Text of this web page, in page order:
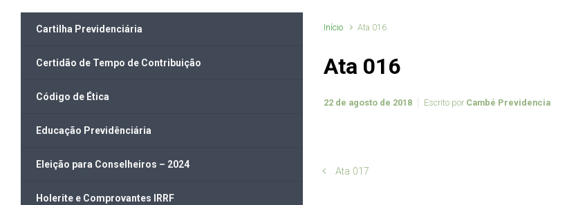
Início Ata 016
Ata 016
22 de agosto de 2018 Escrito por Cambé Previdencia
Ata 017
Cartilha Previdenciária
Certidão de Tempo de Contribuição
Código de Ética
Educação Previdênciária
Eleição para Conselheiros – 2024
Holerite e Comprovantes IRRF